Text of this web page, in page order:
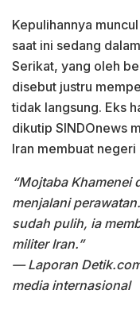
Kepulihannya
saat ini sedang
Serikat, yang oleh
disebut justru
tidak langsung. Eks
dikutip SINDOnews
Iran membuat
“Mojtaba Khamenei
menjalani
sudah pulih, ia
militer Iran.”
— Laporan
media internasional